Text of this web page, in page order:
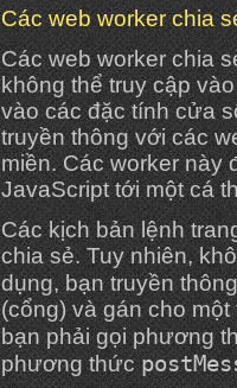
Các web worker chia
Các web worker chia
không thể truy cập
vào các đặc tính cửa
truyền thông với các
miền. Các worker này
JavaScript tới một cá
Các kịch bản lệnh
chia sẻ. Tuy nhiên,
dụng, bạn truyền
(cổng) và gán cho
bạn phải gọi phương
phương thức